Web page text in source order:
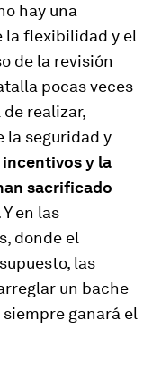
hay una
la flexibilidad y el
de la revisión
pocas veces
realizar,
la seguridad y
incentivos y la
sacrificado
Y en las
donde el
las
un bache
ganará el